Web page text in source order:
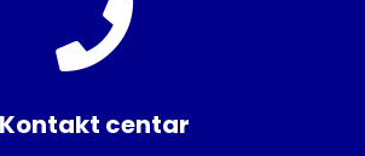
Kontakt centar